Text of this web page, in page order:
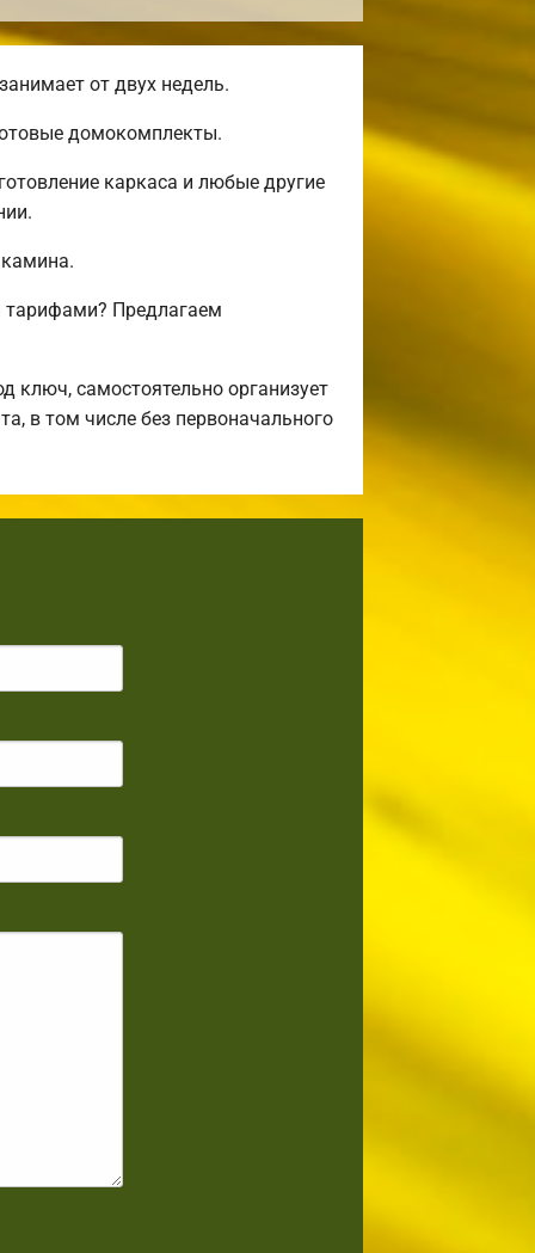
от двух недель.
домокомплекты.
каркаса и любые другие
Предлагаем
самостоятельно организует
в том числе без первоначального